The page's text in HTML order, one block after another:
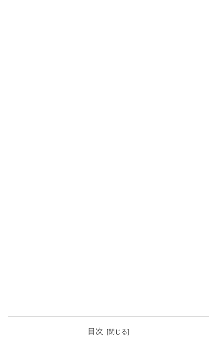
目次